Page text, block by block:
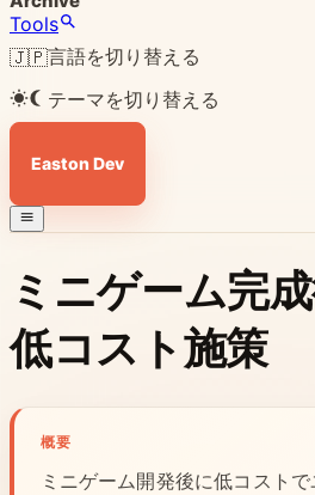
Tools
🇯🇵言語を切り替える
テーマを切り替える
Easton Dev
ミニゲーム完
低コスト施策
概要
ミニゲーム開発後に低コスト